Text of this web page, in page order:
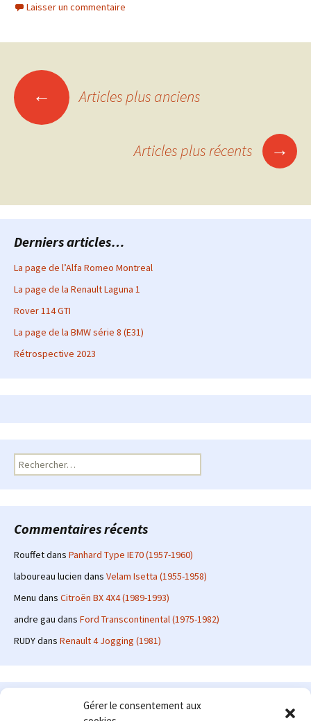
Gérer le consentement aux
Laisser un commentaire
Navigation
des
← Articles plus anciens
Articles plus récents →
Derniers articles…
La page de l’Alfa Romeo Montreal
La page de la Renault Laguna 1
Rover 114 GTI
La page de la BMW série 8 (E31)
Rétrospective 2023
Rechercher :
Commentaires récents
Rouffetdans Panhard Type IE70 (1957-1960)
laboureau lucien dans Velam Isetta (1955-1958)
Menu dans Citroën BX 4X4 (1989-1993)
andre gau dans Ford Transcontinental (1975-1982)
RUDYdans Renault 4 Jogging (1981)
Le site en quelques mots